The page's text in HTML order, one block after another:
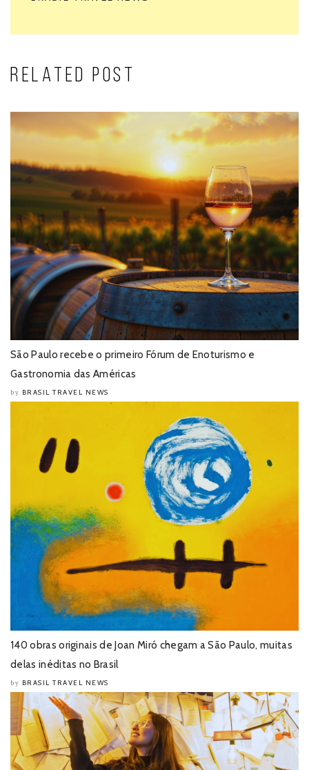
RELATED POST
São Paulo recebe o primeiro Fórum de Enoturismo e
Gastronomia das Américas
by BRASIL TRAVEL NEWS
140 obras originais de Joan Miró chegam a São Paulo, muitas
delas inéditas no Brasil
by BRASIL TRAVEL NEWS